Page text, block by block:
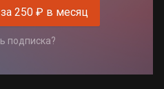
250 ₽ в месяц
подписка?